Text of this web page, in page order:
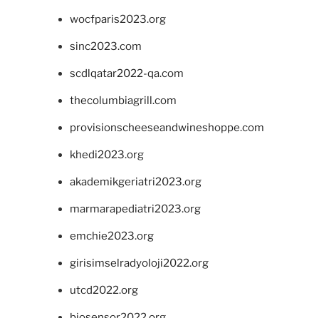
wocfparis2023.org
sinc2023.com
scdlqatar2022-qa.com
thecolumbiagrill.com
provisionscheeseandwineshoppe.com
khedi2023.org
akademikgeriatri2023.org
marmarapediatri2023.org
emchie2023.org
girisimselradyoloji2022.org
utcd2022.org